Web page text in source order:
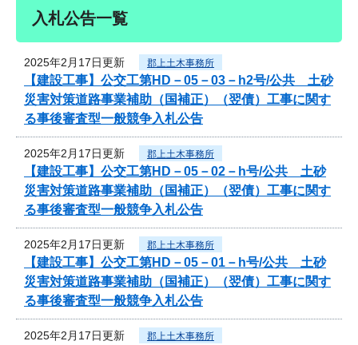
入札公告一覧
2025年2月17日更新 郡上土木事務所
【建設工事】公交工第HD－05－03－h2号/公共 土砂
災害対策道路事業補助（国補正）（翌債）工事に関す
る事後審査型一般競争入札公告
2025年2月17日更新 郡上土木事務所
【建設工事】公交工第HD－05－02－h号/公共 土砂
災害対策道路事業補助（国補正）（翌債）工事に関す
る事後審査型一般競争入札公告
2025年2月17日更新 郡上土木事務所
【建設工事】公交工第HD－05－01－h号/公共 土砂
災害対策道路事業補助（国補正）（翌債）工事に関す
る事後審査型一般競争入札公告
2025年2月17日更新 郡上土木事務所